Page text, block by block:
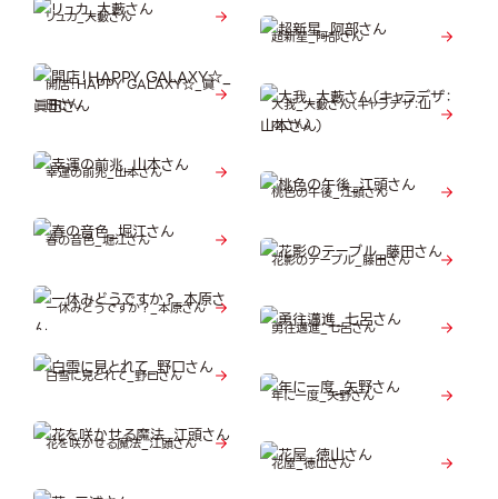
リュカ_大藪さん
超新星_阿部さん
開店！HAPPY GALAXY☆_眞
田さん
大我_大藪さん（キャラデザ：山
本さん）
幸運の前兆_山本さん
桃色の午後_江頭さん
春の音色_堀江さん
花影のテーブル_藤田さん
一休みどうですか？_本原さん
勇往邁進_七呂さん
白雪に見とれて_野口さん
年に一度_矢野さん
花を咲かせる魔法_江頭さん
花屋_徳山さん